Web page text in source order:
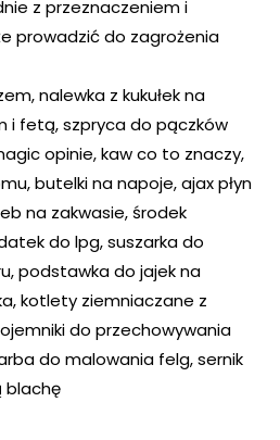
z przeznaczeniem i
prowadzić do zagrożenia
nalewka z kukułek na
i fetą, szpryca do pączków
opinie, kaw co to znaczy,
butelki na napoje, ajax płyn
na zakwasie, środek
do lpg, suszarka do
podstawka do jajek na
kotlety ziemniaczane z
do przechowywania
do malowania felg, sernik
blachę